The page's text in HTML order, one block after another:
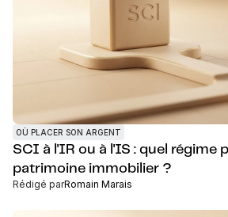
OÙ PLACER SON ARGENT
SCI à l'IR ou à l'IS : quel régime
patrimoine immobilier ?
Rédigé parRomain Marais